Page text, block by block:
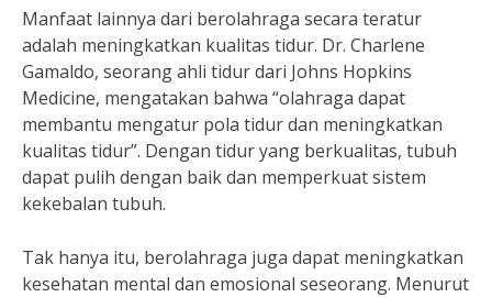
Manfaat lainnya dari berolahraga secara teratur
adalah meningkatkan kualitas tidur. Dr. Charlene
Gamaldo, seorang ahli tidur dari Johns Hopkins
Medicine, mengatakan bahwa “olahraga dapat
membantu mengatur pola tidur dan meningkatkan
kualitas tidur”. Dengan tidur yang berkualitas, tubuh
dapat pulih dengan baik dan memperkuat sistem
kekebalan tubuh.
Tak hanya itu, berolahraga juga dapat meningkatkan
kesehatan mental dan emosional seseorang. Menurut